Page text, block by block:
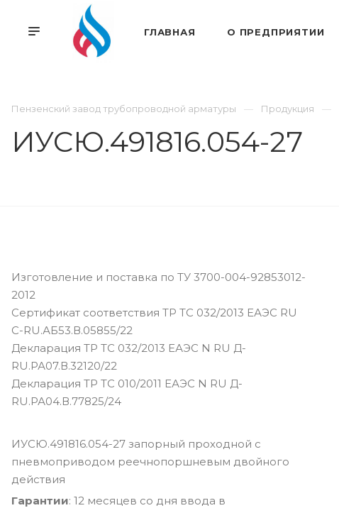
ГЛАВНАЯ О ПРЕДПРИЯТИИ
Пензенский завод трубопроводной арматуры Продукция
ИУСЮ.491816.054-27
Изготовление и поставка по ТУ 3700-004-92853012-
2012
Сертификат соответствия ТР ТС 032/2013 ЕАЭС RU
С-RU.АБ53.В.05855/22
Декларация ТР ТС 032/2013 ЕАЭС N RU Д-
RU.РА07.В.32120/22
Декларация ТР ТС 010/2011 ЕАЭС N RU Д-
RU.РА04.В.77825/24
ИУСЮ.491816.054-27 запорный проходной с
пневмоприводом реечнопоршневым двойного
действия
Гарантии: 12 месяцев со дня ввода в